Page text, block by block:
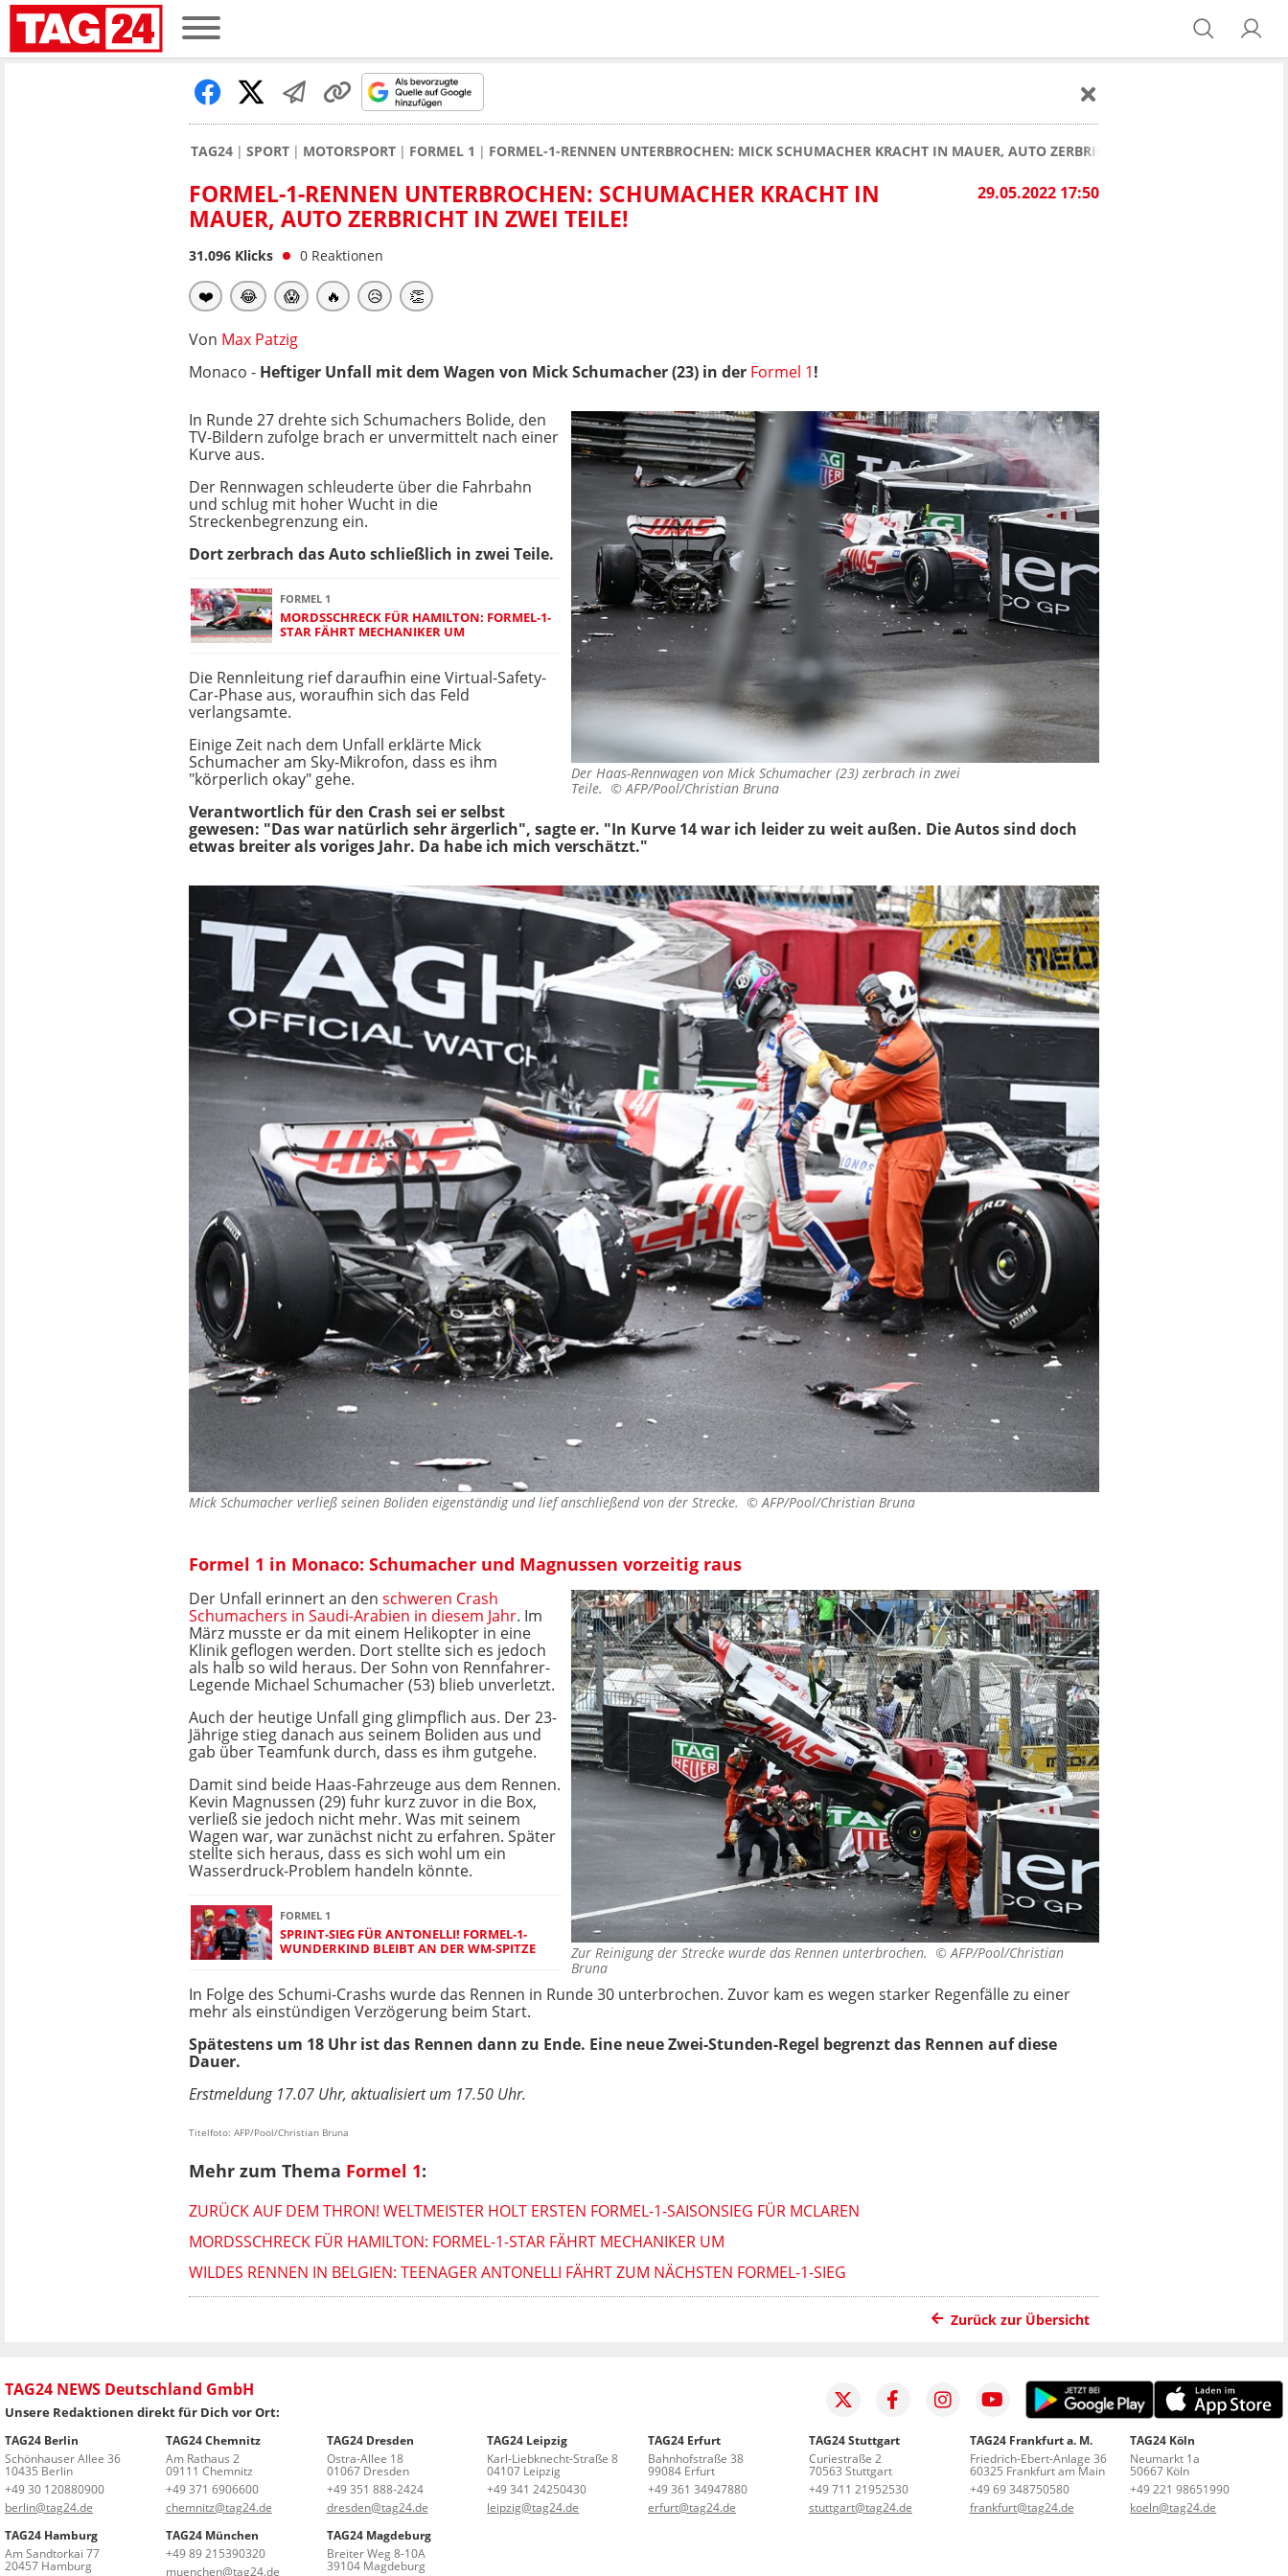
TAG24 SPORT MOTORSPORT FORMEL 1 FORMEL-1-RENNEN UNTERBROCHEN: MICK SCHUMACHER KRACHT IN MAUER, AUTO ZERBRICHT IN ZWEI TEILE!
29.05.2022 17:50
FORMEL-1-RENNEN UNTERBROCHEN: SCHUMACHER KRACHT IN
MAUER, AUTO ZERBRICHT IN ZWEI TEILE!
31.096 Klicks 0 Reaktionen
❤️ 😂 😱 🔥 😥 👏
Von Max Patzig
Monaco - Heftiger Unfall mit dem Wagen von Mick Schumacher (23) in der Formel 1!
Der Haas-Rennwagen von Mick Schumacher (23) zerbrach in zwei
Teile. ©AFP/Pool/Christian Bruna
In Runde 27 drehte sich Schumachers Bolide, den
TV-Bildern zufolge brach er unvermittelt nach einer
Kurve aus.
Der Rennwagen schleuderte über die Fahrbahn
und schlug mit hoher Wucht in die
Streckenbegrenzung ein.
Dort zerbrach das Auto schließlich in zwei Teile.
FORMEL 1
MORDSSCHRECK FÜR HAMILTON: FORMEL-1-
STAR FÄHRT MECHANIKER UM
Die Rennleitung rief daraufhin eine Virtual-Safety-
Car-Phase aus, woraufhin sich das Feld
verlangsamte.
Einige Zeit nach dem Unfall erklärte Mick
Schumacher am Sky-Mikrofon, dass es ihm
"körperlich okay" gehe.
Verantwortlich für den Crash sei er selbst
gewesen: "Das war natürlich sehr ärgerlich", sagte er. "In Kurve 14 war ich leider zu weit außen. Die Autos sind doch
etwas breiter als voriges Jahr. Da habe ich mich verschätzt."
Mick Schumacher verließ seinen Boliden eigenständig und lief anschließend von der Strecke. ©AFP/Pool/Christian Bruna
Formel 1 in Monaco: Schumacher und Magnussen vorzeitig raus
Zur Reinigung der Strecke wurde das Rennen unterbrochen. © AFP/Pool/Christian
Bruna
Der Unfall erinnert an den schweren Crash
Schumachers in Saudi-Arabien in diesem Jahr. Im
März musste er da mit einem Helikopter in eine
Klinik geflogen werden. Dort stellte sich es jedoch
als halb so wild heraus. Der Sohn von Rennfahrer-
Legende Michael Schumacher (53) blieb unverletzt.
Auch der heutige Unfall ging glimpflich aus. Der 23-
Jährige stieg danach aus seinem Boliden aus und
gab über Teamfunk durch, dass es ihm gutgehe.
Damit sind beide Haas-Fahrzeuge aus dem Rennen.
Kevin Magnussen (29) fuhr kurz zuvor in die Box,
verließ sie jedoch nicht mehr. Was mit seinem
Wagen war, war zunächst nicht zu erfahren. Später
stellte sich heraus, dass es sich wohl um ein
Wasserdruck-Problem handeln könnte.
FORMEL 1
SPRINT-SIEG FÜR ANTONELLI! FORMEL-1-
WUNDERKIND BLEIBT AN DER WM-SPITZE
In Folge des Schumi-Crashs wurde das Rennen in Runde 30 unterbrochen. Zuvor kam es wegen starker Regenfälle zu einer
mehr als einstündigen Verzögerung beim Start.
Spätestens um 18 Uhr ist das Rennen dann zu Ende. Eine neue Zwei-Stunden-Regel begrenzt das Rennen auf diese
Dauer.
Erstmeldung 17.07 Uhr, aktualisiert um 17.50 Uhr.
Titelfoto: AFP/Pool/Christian Bruna
Mehr zum Thema Formel 1:
ZURÜCK AUF DEM THRON! WELTMEISTER HOLT ERSTEN FORMEL-1-SAISONSIEG FÜR MCLAREN
MORDSSCHRECK FÜR HAMILTON: FORMEL-1-STAR FÄHRT MECHANIKER UM
WILDES RENNEN IN BELGIEN: TEENAGER ANTONELLI FÄHRT ZUM NÄCHSTEN FORMEL-1-SIEG
Zurück zur Übersicht
TAG24 NEWS Deutschland GmbH
Unsere Redaktionen direkt für Dich vor Ort:
TAG24 Berlin
Schönhauser Allee 36
10435 Berlin
+49 30 120880900
berlin@tag24.de
TAG24 Chemnitz
Am Rathaus 2
09111 Chemnitz
+49 371 6906600
chemnitz@tag24.de
TAG24 Dresden
Ostra-Allee 18
01067 Dresden
+49 351 888-2424
dresden@tag24.de
TAG24 Leipzig
Karl-Liebknecht-Straße 8
04107 Leipzig
+49 341 24250430
leipzig@tag24.de
TAG24 Erfurt
Bahnhofstraße 38
99084 Erfurt
+49 361 34947880
erfurt@tag24.de
TAG24 Stuttgart
Curiestraße 2
70563 Stuttgart
+49 711 21952530
stuttgart@tag24.de
TAG24 Frankfurt a. M.
Friedrich-Ebert-Anlage 36
60325 Frankfurt am Main
+49 69 348750580
frankfurt@tag24.de
TAG24 Köln
Neumarkt 1a
50667 Köln
+49 221 98651990
koeln@tag24.de
TAG24 Hamburg
Am Sandtorkai 77
20457 Hamburg
TAG24 München
+49 89 215390320
muenchen@tag24.de
TAG24 Magdeburg
Breiter Weg 8-10A
39104 Magdeburg